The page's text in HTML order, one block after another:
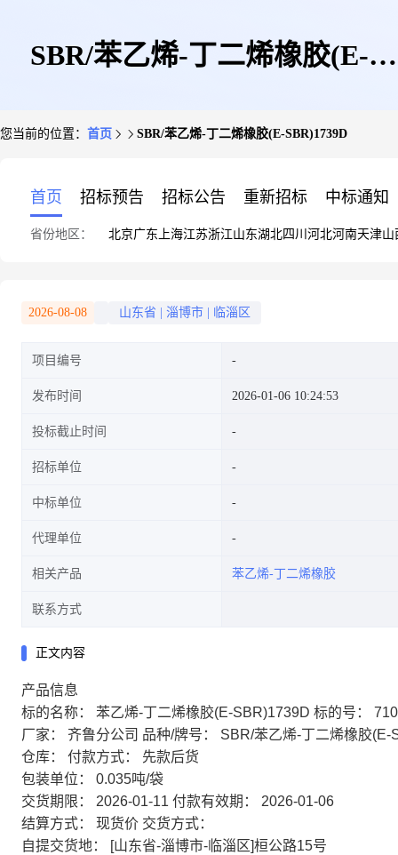
SBR/苯乙烯-丁二烯橡胶(E-
您当前的位置： 首页 SBR/苯乙烯-丁二烯橡胶(E-SBR)1739D
首页 招标预告 招标公告 重新招标 中标通知
省份地区： 北京广东 上海江苏浙江山东湖北四川 河北河南天津山
2026-08-08 山东省 淄博市 临淄区
项目编号
发布时间 2026-01-06 10:24:53
投标截止时间
招标单位
中标单位
代理单位
相关产品 苯乙烯-丁二烯橡胶
联系方式
正文内容
产品信息
标的名称： 苯乙烯-丁二烯橡胶(E-SBR)1739D 标的号：
厂家： 齐鲁分公司 品种/牌号： SBR/苯乙烯-丁二烯橡胶(E-
仓库： 付款方式： 先款后货
包装单位： 0.035吨/袋
交货期限： 2026-01-11 付款有效期： 2026-01-06
结算方式： 现货价 交货方式：
自提交货地：
[山东省-淄博市-临淄区]桓公路15号